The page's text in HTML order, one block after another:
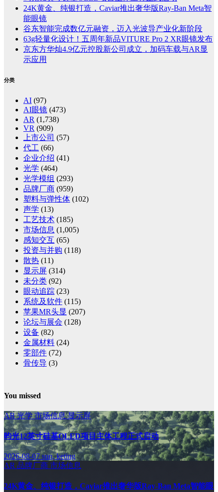
24K黄金、纯银打造，Caviar推出奢华版Ray-Ban Meta智
能眼镜
谷东智能完成数亿元融资，迈入光波导产业化新阶段
63g轻量化设计！五周年新品VITURE Pro 2 XR眼镜发布
京东方华灿4.9亿元控股新公司成立，加码车载与AR显
示应用
分类
AI (97)
AI眼镜 (473)
AR (1,738)
VR (909)
上市公司 (57)
代工 (66)
企业介绍 (41)
光学 (464)
光学模组 (293)
品牌厂商 (959)
塑料与弹性体 (102)
声学 (13)
工艺技术 (185)
市场信息 (1,005)
感知交互 (65)
投资与并购 (118)
散热 (11)
显示屏 (314)
未分类 (92)
眼动追踪 (23)
系统及软件 (115)
苹果MR头显 (207)
论坛与展会 (128)
设备 (82)
金属材料 (24)
零部件 (72)
骨传导 (3)
You missed
AR光学市场信息显示屏
昀光12英寸硅基OLED项目主体工程正式启动
2026-08-07sun, keting
AR 品牌厂商 市场信息
24K黄金、纯银打造，Caviar推出奢华版Ray-Ban Meta智能眼